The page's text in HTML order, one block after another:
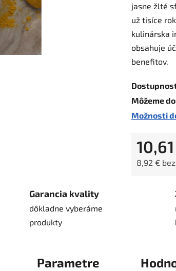
0,0
z
5
hviezdičiek.
jasne žlté
už tisíce
kulinárska
obsahuje
benefitov.
Môžeme
Možnosti
8,92 € bez
Garancia kvality
dôkladne vyberáme
produkty
Parametre